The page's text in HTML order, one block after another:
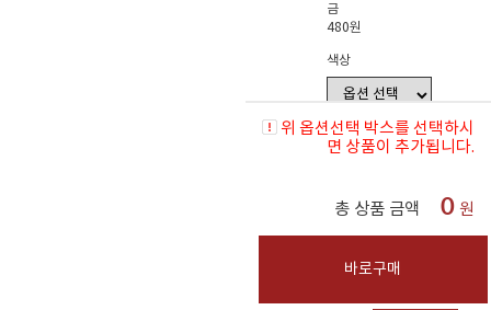
금
480원
색상
위 옵션선택 박스를 선택하시
면 상품이 추가됩니다.
총 상품 금액 0 원
바로구매